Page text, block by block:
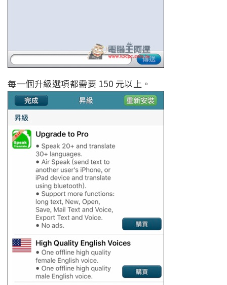
每一個升級選項都需要 150 元以上。